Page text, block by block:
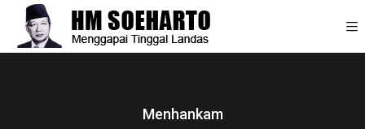
Menhankam